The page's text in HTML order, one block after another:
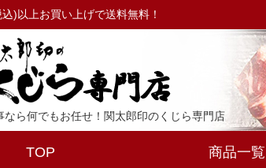
)以上お買い上げで送料無料！
なら何でもお任せ！関太郎印のくじら専門店
TOP 商品一覧